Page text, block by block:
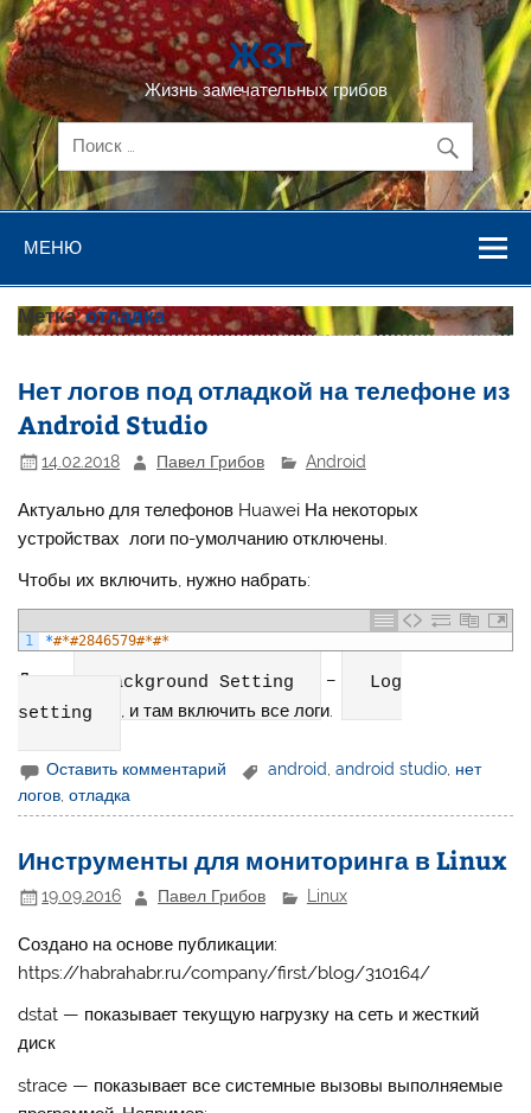
Перейти
к
содержимому
ЖЗГ
Жизнь замечательных грибов
МЕНЮ
Метка:отладка
Нет логов под отладкой на телефоне из
Android Studio
14.02.2018 Павел Грибов Android
Актуально для телефонов Huawei На некоторых
устройствах логи по-умолчанию отключены.
Чтобы их включить, нужно набрать:
1 *#*#2846579#*#*
Далее Background Setting –
Log
setting
, и там включить все логи.
Оставить комментарий android ,android studio нет
логов ,отладка
Инструменты для мониторинга в Linux
19.09.2016 Павел Грибов Linux
Создано на основе публикации:
https://habrahabr.ru/company/first/blog/310164/
dstat — показывает текущую нагрузку на сеть и жесткий
диск
strace — показывает все системные вызовы выполняемые